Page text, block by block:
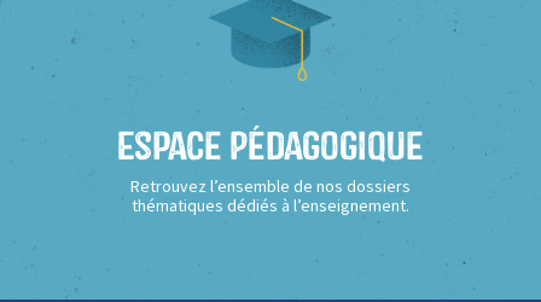
Espace Pédagogique
Retrouvez l’ensemble de nos dossiers
thématiques dédiés à l’enseignement.